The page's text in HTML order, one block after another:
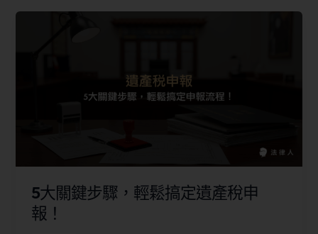
5大關鍵步驟，輕鬆搞定遺產稅申
報！